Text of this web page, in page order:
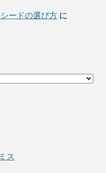
ードの選び方 に
ス